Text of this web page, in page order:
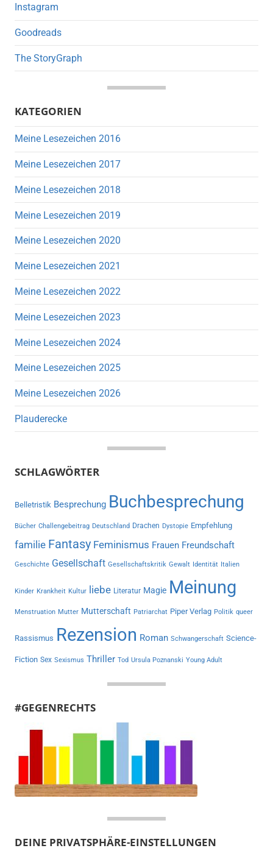
Instagram
Goodreads
The StoryGraph
KATEGORIEN
Meine Lesezeichen 2016
Meine Lesezeichen 2017
Meine Lesezeichen 2018
Meine Lesezeichen 2019
Meine Lesezeichen 2020
Meine Lesezeichen 2021
Meine Lesezeichen 2022
Meine Lesezeichen 2023
Meine Lesezeichen 2024
Meine Lesezeichen 2025
Meine Lesezeichen 2026
Plauderecke
SCHLAGWÖRTER
Belletristik Besprechung Buchbesprechung
Bücher Challengebeitrag Deutschland Drachen Dystopie Empfehlung
familie Fantasy Feminismus Frauen Freundschaft
Geschichte Gesellschaft Gesellschaftskritik Gewalt Identität Italien
Kinder Krankheit Kultur liebe Literatur Magie Meinung
Menstruation Mutter Mutterschaft Patriarchat Piper Verlag Politik queer
Rassismus Rezension Roman Schwangerschaft Science-
Fiction Sex Sexismus Thriller Tod Ursula Poznanski Young Adult
#GEGENRECHTS
DEINE PRIVATSPHÄRE-EINSTELLUNGEN